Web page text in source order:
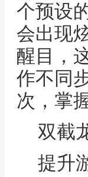
个预设
会出现
醒目，
作不同
次，掌
双截
提升